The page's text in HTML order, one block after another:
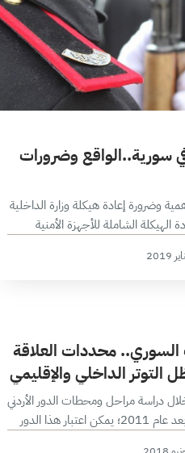
في سورية..الواقع وضرورات
وضرورة إعادة هيكلة وزارة الداخلية
الهيكلة الشاملة للأجهزة الأمنية
الذي سيترتب على الوزارة أن تلعبه
السوري.. محددات العلاقة
التوتر الداخلي والإقليمي
دراسة مراحل ومحطات الدور الأردني
اتجاه الملف السوري بعد عام 2011؛ يمكن اعتبار هذا الدور
والمواقف الإقليمية الدولية،